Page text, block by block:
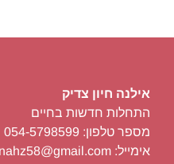
אילנה חיון צדיק
התחלות חדשות בחיים
מספר טלפון: 054-5798599
אימייל: ilanahz58@gmail.com